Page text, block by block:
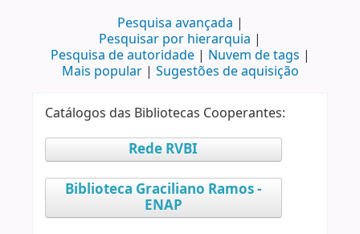
Pesquisa avançada
Pesquisar por hierarquia
Pesquisa de autoridade
Nuvem de tags
Mais popular
Sugestões de aquisição
Catálogos das Bibliotecas Cooperantes:
Rede RVBI
Biblioteca Graciliano Ramos -
ENAP